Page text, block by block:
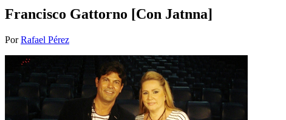
Francisco Gattorno [Con Jatnna]
PorRafael Pérez